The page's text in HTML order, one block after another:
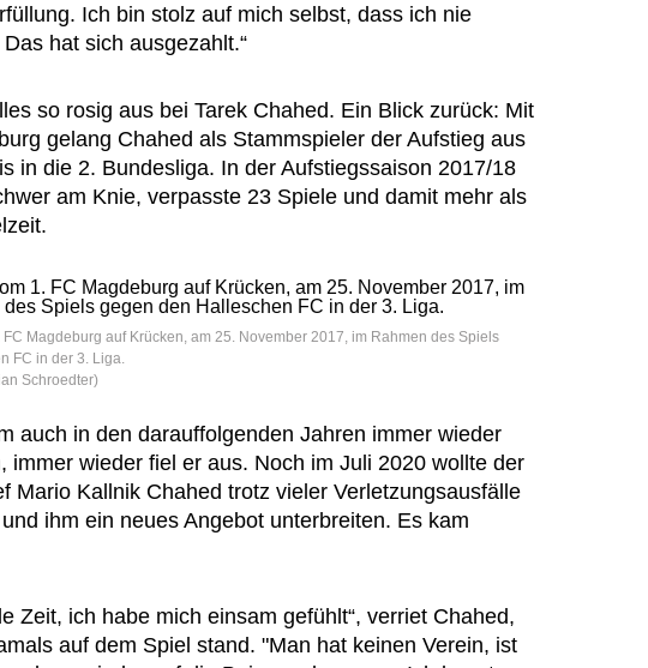
Ich bin stolz auf mich selbst, dass ich nie
hat sich ausgezahlt.“
so rosig aus bei Tarek Chahed. Ein Blick zurück: Mit
gelang Chahed als Stammspieler der Aufstieg aus
in die 2. Bundesliga. In der Aufstiegssaison 2017/18
am Knie, verpasste 23 Spiele und damit mehr als
Magdeburg auf Krücken, am 25. November 2017, im Rahmen des Spiels
FC in der 3. Liga.
Schroedter)
auch in den darauffolgenden Jahren immer wieder
immer wieder fiel er aus. Noch im Juli 2020 wollte der
Mario Kallnik Chahed trotz vieler Verletzungsausfälle
ihm ein neues Angebot unterbreiten. Es kam
Zeit, ich habe mich einsam gefühlt“, verriet Chahed,
auf dem Spiel stand. "Man hat keinen Verein, ist